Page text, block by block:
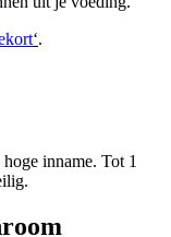
‘.
inname. Tot 1